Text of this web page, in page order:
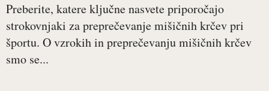
Preberite, katere ključne nasvete priporočajo
strokovnjaki za preprečevanje mišičnih krčev pri
športu. O vzrokih in preprečevanju mišičnih krčev
smo se...